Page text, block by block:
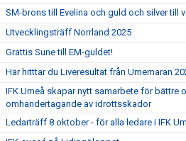
SM-brons till Evelina och guld och silver till
Utvecklingsträff Norrland 2025
Grattis Sune till EM-guldet!
Här hitttar du Liveresultat från Umemaran
IFK Umeå skapar nytt samarbete för bättre
omhändertagande av idrottsskador
Ledarträff 8 oktober - för alla ledare i IFK